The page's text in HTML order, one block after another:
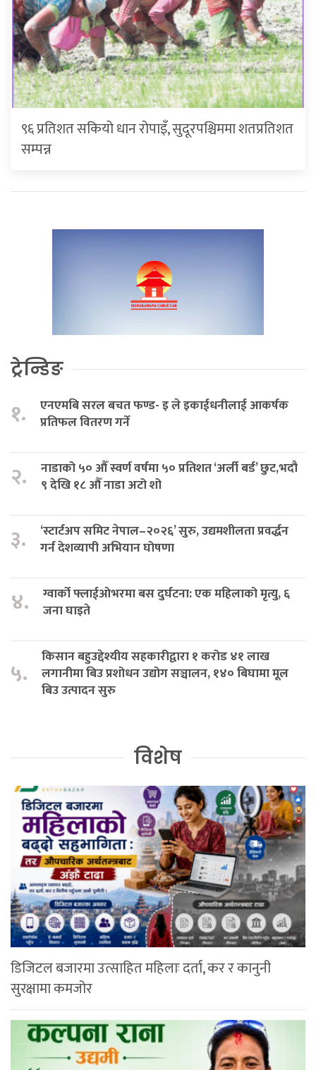
९६ प्रतिशत सकियो धान रोपाइँ, सुदूरपश्चिममा शतप्रतिशत
सम्पन्न
ट्रेन्डिङ
१.
एनएमबि सरल बचत फण्ड- इ ले इकाईधनीलाई आकर्षक
प्रतिफल वितरण गर्ने
२.
नाडाको ५० औँ स्वर्ण वर्षमा ५० प्रतिशत ‘अर्ली बर्ड’ छुट,भदौ
९ देखि १८ औँ नाडा अटो शो
३.
‘स्टार्टअप समिट नेपाल–२०२६’ सुरु, उद्यमशीलता प्रवर्द्धन
गर्न देशव्यापी अभियान घोषणा
४.
ग्वार्को फ्लाईओभरमा बस दुर्घटना: एक महिलाको मृत्यु, ६
जना घाइते
५.
किसान बहुउद्देश्यीय सहकारीद्वारा १ करोड ४१ लाख
लगानीमा बिउ प्रशोधन उद्योग सञ्चालन, १४० बिघामा मूल
बिउ उत्पादन सुरु
विशेष
डिजिटल बजारमा उत्साहित महिलाः दर्ता, कर र कानुनी
सुरक्षामा कमजोर